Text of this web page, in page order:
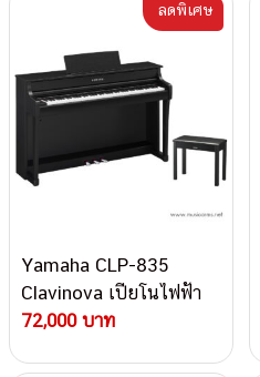
Yamaha CLP-835
Clavinova เปียโนไฟฟ้า
72,000 บาท
ลดพิเศษ